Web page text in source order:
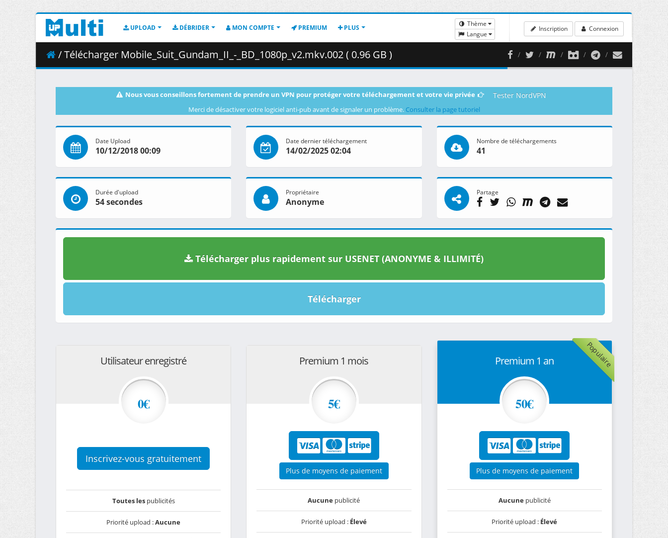
UPLOAD DÉBRIDER MON COMPTE PREMIUM PLUS
Thème
Langue
Inscription Connexion
/ Télécharger Mobile_Suit_Gundam_II_-_BD_1080p_v2.mkv.002 ( 0.96 GB )
Nous vous conseillons fortement de prendre un VPN pour protéger votre téléchargement et votre vie privée Tester NordVPN
Merci de désactiver votre logiciel anti-pub avant de signaler un problème. Consulter la page tutoriel
Date Upload
10/12/2018 00:09
Date dernier téléchargement
14/02/2025 02:04
Nombre de téléchargements
41
Durée d'upload
54 secondes
Propriétaire
Anonyme
Partage
Télécharger plus rapidement sur USENET (ANONYME & ILLIMITÉ)
Télécharger
Utilisateur enregistré
0€
Inscrivez-vous gratuitement
Toutes lespublicités
Priorité upload :Aucune
Premium 1 mois
5€
Plus de moyens de paiement
Aucune publicité
Priorité upload : Élevé
Populaire
Premium 1 an
50€
Plus de moyens de paiement
Aucunepublicité
Priorité upload : Élevé